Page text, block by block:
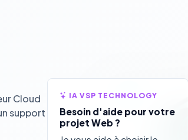
Cloud
support
IA VSP TECHNOLOGY
Besoin d'aide pour votre
projet Web ?